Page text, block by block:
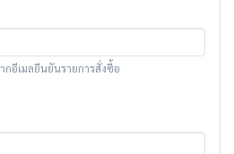
กอีเมลยืนยันรายการสั่งซื้อ